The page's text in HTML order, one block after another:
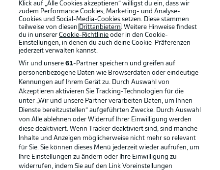
Rechtliche Hinweise Voreinstellungen verwalten
Datenschutz Nutzungsbedingungen
Broadcaster Kontakt
Jobs Impressum
Klick auf „Alle Cookies akzeptieren“ willigst du ein, dass wir
zudem Performance Cookies, Marketing- und Analyse-
Cookies und Social-Media-Cookies setzen. Diese stammen
teilweise von diesen Drittanbietern. Weitere Hinweise findest
du in unsererCookie-Richtlinie oder in den Cookie-
Einstellungen, in denen du auch deine Cookie-Präferenzen
jederzeit verwalten kannst.
Wir und unsere61-Partner speichern und greifen auf
personenbezogene Daten wie Browserdaten oder eindeutige
Kennungen auf Ihrem Gerät zu. Durch Auswahl von
Akzeptieren aktivieren Sie Tracking-Technologien für die
unter „Wir und unsere Partner verarbeiten Daten, um Ihnen
Dienste bereitzustellen“ aufgeführten Zwecke. Durch Auswahl
von Alle ablehnen oder Widerruf Ihrer Einwilligung werden
diese deaktiviert. Wenn Tracker deaktiviert sind, sind manche
Inhalte und Anzeigen möglicherweise nicht mehr so relevant
für Sie. Sie können dieses Menü jederzeit wieder aufrufen, um
Ihre Einstellungen zu ändern oder Ihre Einwilligung zu
widerrufen, indem Sie auf den Link Voreinstellungen